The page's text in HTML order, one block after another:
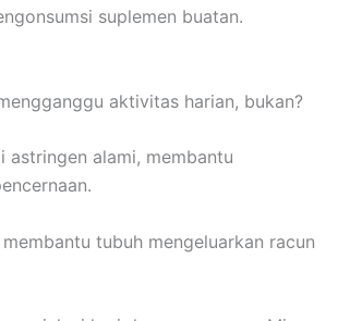
suplemen buatan.
aktivitas harian, bukan?
alami, membantu
tubuh mengeluarkan racun